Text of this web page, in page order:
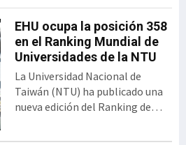
EHU ocupa la posición 358
en el Ranking Mundial de
Universidades de la NTU
La Universidad Nacional de
Taiwán (NTU) ha publicado una
nueva edición del Ranking de
Científicos para Universidades